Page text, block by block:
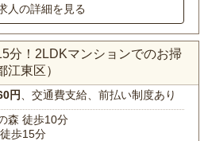
人の詳細を見る
分！2LDKマンションでのお掃
江東区）
円 、交通費支給、前払い制度あり
森 徒歩10分
歩15分